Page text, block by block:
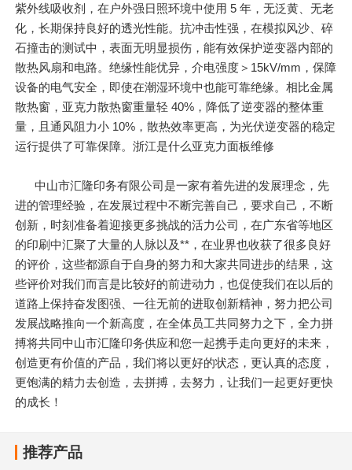
紫外线吸收剂，在户外强日照环境中使用 5 年，无泛黄、无老
化，长期保持良好的透光性能。抗冲击性强，在模拟风沙、碎
石撞击的测试中，表面无明显损伤，能有效保护逆变器内部的
散热风扇和电路。绝缘性能优异，介电强度＞15kV/mm，保障
设备的电气安全，即使在潮湿环境中也能可靠绝缘。相比金属
散热窗，亚克力散热窗重量轻 40%，降低了逆变器的整体重
量，且通风阻力小 10%，散热效率更高，为光伏逆变器的稳定
运行提供了可靠保障。浙江是什么亚克力面板维修
中山市汇隆印务有限公司是一家有着先进的发展理念，先
进的管理经验，在发展过程中不断完善自己，要求自己，不断
创新，时刻准备着迎接更多挑战的活力公司，在广东省等地区
的印刷中汇聚了大量的人脉以及**，在业界也收获了很多良好
的评价，这些都源自于自身的努力和大家共同进步的结果，这
些评价对我们而言是比较好的前进动力，也促使我们在以后的
道路上保持奋发图强、一往无前的进取创新精神，努力把公司
发展战略推向一个新高度，在全体员工共同努力之下，全力拼
搏将共同中山市汇隆印务供应和您一起携手走向更好的未来，
创造更有价值的产品，我们将以更好的状态，更认真的态度，
更饱满的精力去创造，去拼搏，去努力，让我们一起更好更快
的成长！
推荐产品